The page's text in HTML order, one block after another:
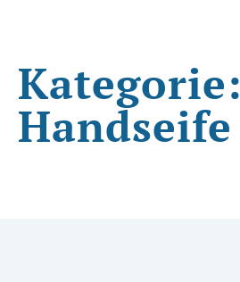
Kategorie:
Handseife